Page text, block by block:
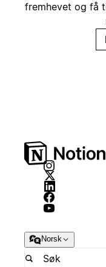
fremhevet og få
Norsk